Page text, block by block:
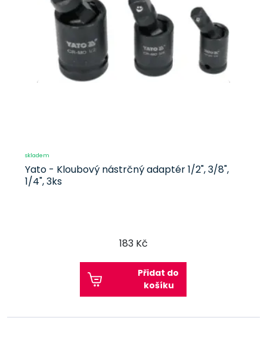
skladem
Yato - Kloubový nástrčný adaptér 1/2", 3/8",
1/4", 3ks
183 Kč
Přidat do
košíku